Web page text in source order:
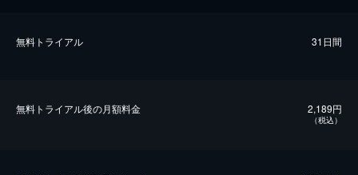
無料トライアル 31日間
無料トライアル後の⽉額料金 2,189円
（税込）